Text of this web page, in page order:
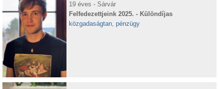
19 éves - Sárvár
Felfedezettjeink 2025. - Különdíjas
közgadaságtan, pénzügy